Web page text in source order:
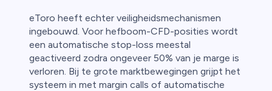
eToro heeft echter veiligheidsmechanismen
ingebouwd. Voor hefboom-CFD-posities wordt
een automatische stop-loss meestal
geactiveerd zodra ongeveer 50% van je marge is
verloren. Bij te grote marktbewegingen grijpt het
systeem in met margin calls of automatische